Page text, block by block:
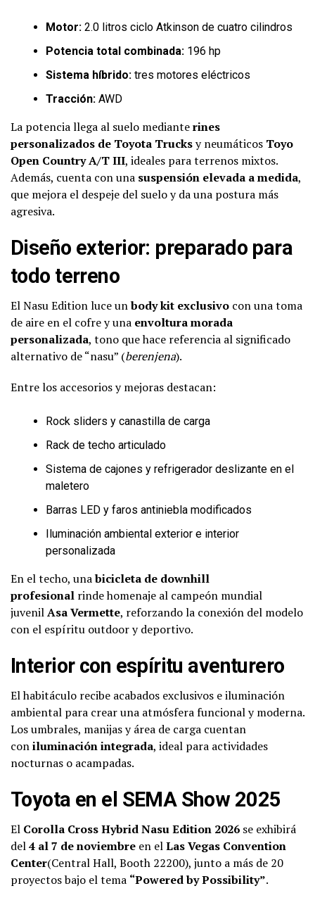
Motor: 2.0 litros ciclo Atkinson de cuatro cilindros
Potencia total combinada: 196 hp
Sistema híbrido: tres motores eléctricos
Tracción: AWD
La potencia llega al suelo medianterines
personalizados de Toyota Trucksy neumáticos Toyo
Open Country A/T III, ideales para terrenos mixtos.
Además, cuenta con una suspensión elevada a medida,
que mejora el despeje del suelo y da una postura más
agresiva.
Diseño exterior: preparado para
todo terreno
El Nasu Edition luce unbody kit exclusivo con una toma
de aire en el cofre y una envoltura morada
personalizada, tono que hace referencia al significado
alternativo de “nasu” (berenjena).
Entre los accesorios y mejoras destacan:
Rock sliders y canastilla de carga
Rack de techo articulado
Sistema de cajones y refrigerador deslizante en el
maletero
Barras LED y faros antiniebla modificados
Iluminación ambiental exterior e interior
personalizada
En el techo, unabicicleta de downhill
profesional rinde homenaje al campeón mundial
juvenilAsa Vermette, reforzando la conexión del modelo
con el espíritu outdoor y deportivo.
Interior con espíritu aventurero
El habitáculo recibe acabados exclusivos e iluminación
ambiental para crear una atmósfera funcional y moderna.
Los umbrales, manijas y área de carga cuentan
coniluminación integrada, ideal para actividades
nocturnas o acampadas.
Toyota en el SEMA Show 2025
El Corolla Cross Hybrid Nasu Edition 2026 se exhibirá
del4 al 7 de noviembre en elLas Vegas Convention
Center(Central Hall, Booth 22200), junto a más de 20
proyectos bajo el tema “Powered by Possibility”.